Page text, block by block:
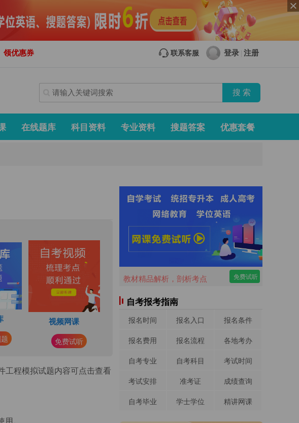
领优惠券 联系客服 登录 注册
在线题库 科目资料 专业资料 搜题答案 优惠套餐
视频网课
免费试听
工程模拟试题内容可点击查看
。
教材精品解析，剖析考点 免费试听
自考报考指南
报名时间 报名入口
报名条件
报名费用
报名流程
各地考办
自考专业
自考科目
考试时间
考试安排
准考证
成绩查询
自考毕业
学士学位 精讲网课